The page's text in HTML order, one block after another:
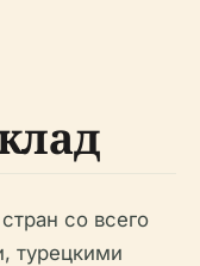
со всего
турецкими